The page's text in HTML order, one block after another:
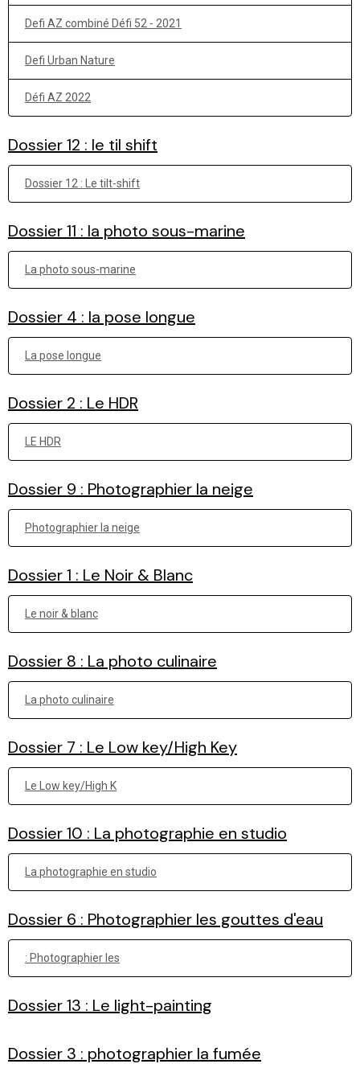
Defi AZ combiné Défi 52 - 2021
Defi Urban Nature
Défi AZ 2022
Dossier 12 : le til shift
Dossier 12 : Le tilt-shift
Dossier 11 : la photo sous-marine
La photo sous-marine
Dossier 4 : la pose longue
La pose longue
Dossier 2 : Le HDR
LE HDR
Dossier 9 : Photographier la neige
Photographier la neige
Dossier 1 : Le Noir & Blanc
Le noir & blanc
Dossier 8 : La photo culinaire
La photo culinaire
Dossier 7 : Le Low key/High Key
Le Low key/High K
Dossier 10 : La photographie en studio
La photographie en studio
Dossier 6 : Photographier les gouttes d'eau
: Photographier les
Dossier 13 : Le light-painting
Dossier 3 : photographier la fumée